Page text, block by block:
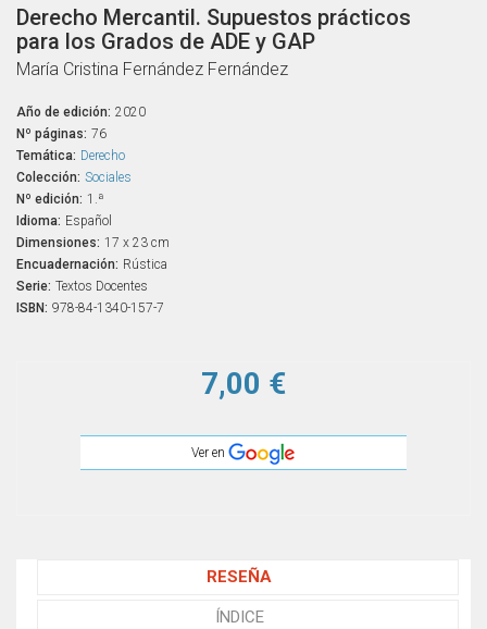
Derecho Mercantil. Supuestos prácticos
para los Grados de ADE y GAP
María Cristina Fernández Fernández
Año de edición: 2020
Nº páginas: 76
Temática: Derecho
Colección: Sociales
Nº edición: 1.ª
Idioma: Español
Dimensiones: 17 x 23 cm
Encuadernación: Rústica
Serie: Textos Docentes
ISBN: 978-84-1340-157-7
7,00 €
Ver en
RESEÑA
ÍNDICE